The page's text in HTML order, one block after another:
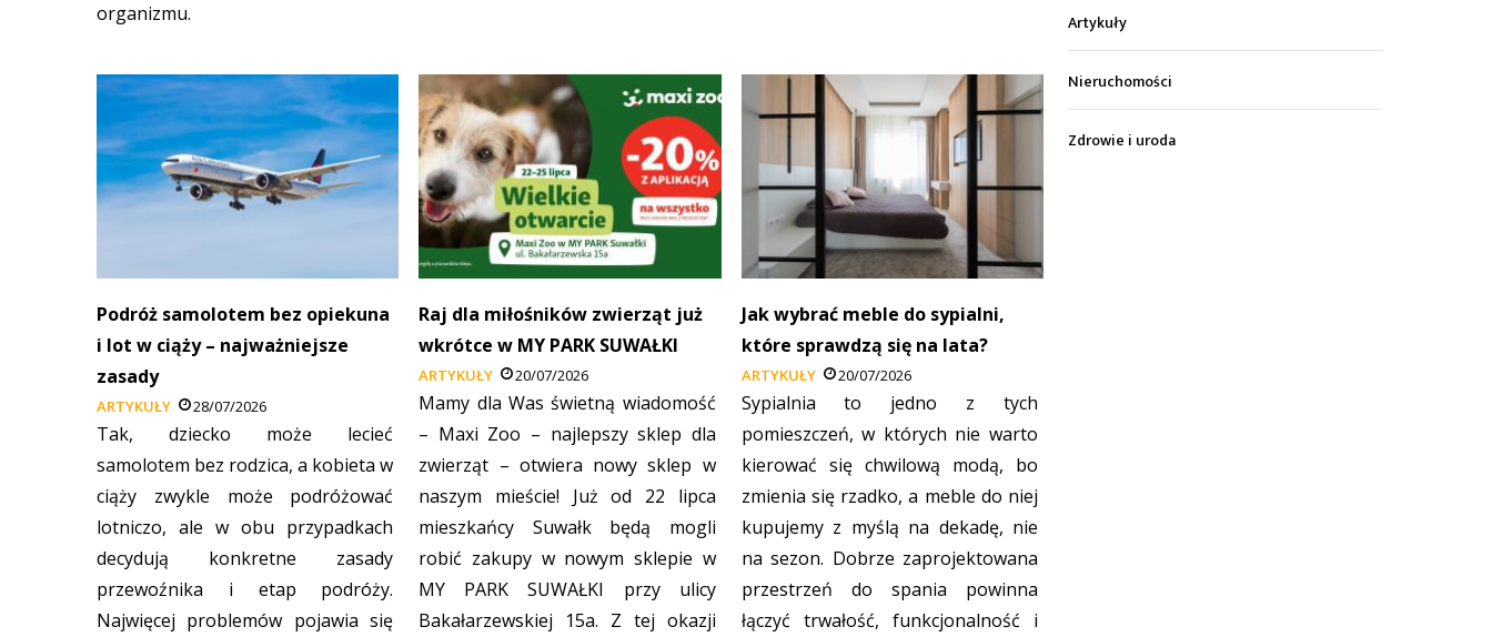
organizmu.
Podróż samolotem bez opiekuna
i lot w ciąży – najważniejsze
zasady
ARTYKUŁY 28/07/2026
Tak, dziecko może lecieć
samolotem bez rodzica, a kobieta w
ciąży zwykle może podróżować
lotniczo, ale w obu przypadkach
decydują konkretne zasady
przewoźnika i etap podróży.
Najwięcej problemów pojawia się
Raj dla miłośników zwierząt już
wkrótce w MY PARK SUWAŁKI
ARTYKUŁY 20/07/2026
Mamy dla Was świetną wiadomość
– Maxi Zoo – najlepszy sklep dla
zwierząt – otwiera nowy sklep w
naszym mieście! Już od 22 lipca
mieszkańcy Suwałk będą mogli
robić zakupy w nowym sklepie w
MY PARK SUWAŁKI przy ulicy
Bakałarzewskiej 15a. Z tej okazji
Jak wybrać meble do sypialni,
które sprawdzą się na lata?
ARTYKUŁY 20/07/2026
Sypialnia to jedno z tych
pomieszczeń, w których nie warto
kierować się chwilową modą, bo
zmienia się rzadko, a meble do niej
kupujemy z myślą na dekadę, nie
na sezon. Dobrze zaprojektowana
przestrzeń do spania powinna
łączyć trwałość, funkcjonalność i
Artykuły
Nieruchomości
Zdrowie i uroda